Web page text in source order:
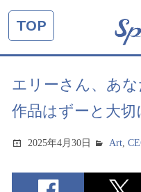
TOP
エリーさん、あ
作品はずーと大切
2025年4月30日 Art,